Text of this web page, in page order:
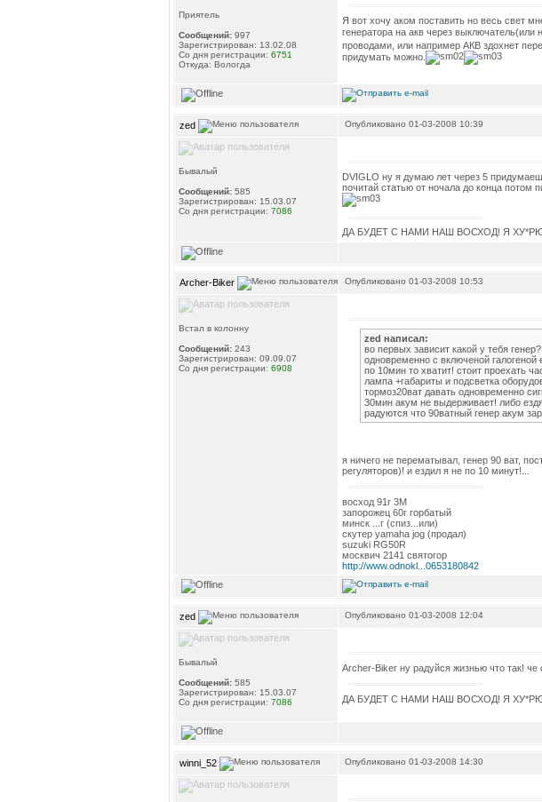
Приятель
Сообщений: 997
Зарегистрирован: 13.02.08
Со дня регистрации: 6751
Откуда: Вологда
Я вот хочу аком поставить но весь свет
генератора на акв через выключатель(или
проводами, или например АКВ здохнет
придумать можно.
zed Опубликовано 01-03-2008 10:39
Бывалый
Сообщений: 585
Зарегистрирован: 15.03.07
Со дня регистрации: 7086
DVIGLO ну я думаю лет через 5
почитай статью от ночала до конца потом
ДА БУДЕТ С НАМИ НАШ ВОСХОД! Я
Archer-Biker Опубликовано 01-03-2008 10:53
Встал в колонну
Сообщений: 243
Зарегистрирован: 09.09.07
Со дня регистрации: 6908
zed написал:
во первых зависит какой у тебя
одновременно с включеной галогеной
по 10мин то хватит! стоит проехать
лампа +габариты и подсветка
тормоз20ват давать одновременно
30мин акум не выдерживает! либо
радуются что 90ватный генер акум
я ничего не перематывал, генер 90 ват,
регуляторов)! и ездил я не по 10 минут!...
восход 91г 3М
запорожец 60г горбатый
минск ...г (спиз...или)
скутер yamaha jog (продал)
suzuki RG50R
москвич 2141 святогор
http://www.odnokl...0653180842
zed Опубликовано 01-03-2008 12:04
Бывалый
Сообщений: 585
Зарегистрирован: 15.03.07
Со дня регистрации: 7086
Archer-Biker ну радуйся жизнью что так!
ДА БУДЕТ С НАМИ НАШ ВОСХОД! Я
winni_52 Опубликовано 01-03-2008 14:30